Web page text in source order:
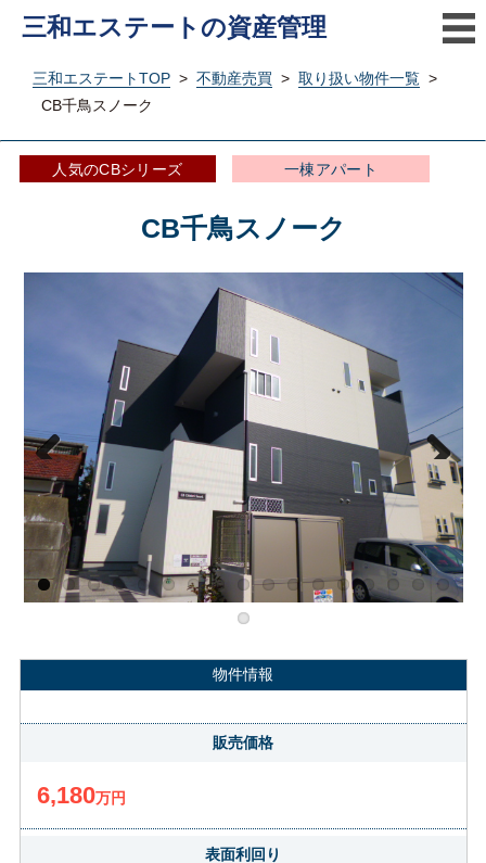
三和エステートの資産管理
三和エステートTOP > 不動産売買 > 取り扱い物件一覧 >
CB千鳥スノーク
人気のCBシリーズ 一棟アパート
CB千鳥スノーク
Previous Next
物件情報
販売価格
6,180万円
表面利回り